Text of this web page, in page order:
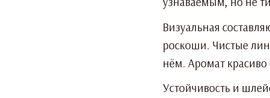
Визуальная
роскоши. Чистые
нём. Аромат красиво
Устойчивость и